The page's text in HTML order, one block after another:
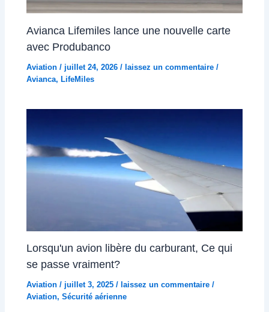
Avianca Lifemiles lance une nouvelle carte
avec Produbanco
Aviation / juillet 24, 2026/ laissez un commentaire /
Avianca, LifeMiles
Lorsqu'un avion libère du carburant, Ce qui
se passe vraiment?
Aviation / juillet 3, 2025/ laissez un commentaire /
Aviation,Sécurité aérienne